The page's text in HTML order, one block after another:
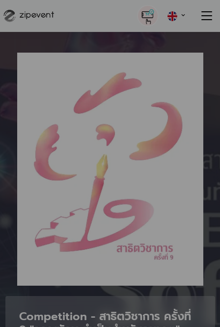
Competition - สาธิตวิชาการ ครั้งที่